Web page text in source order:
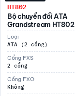
HT802
Bộ chuyển đổi ATA
Grandstream HT802
Loại
ATA (2 cổng)
Cổng FXS
2 cổng
Cổng FXO
Không